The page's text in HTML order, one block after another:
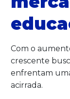
Com o
crescente
enfrentam
acirrada.